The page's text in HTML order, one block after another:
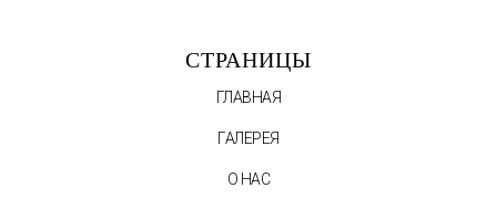
СТРАНИЦЫ
ГЛАВНАЯ
ГАЛЕРЕЯ
О НАС